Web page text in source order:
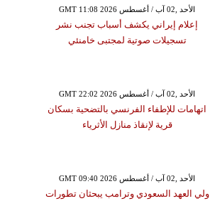
GMT 11:08 2026 الأحد ,02 آب / أغسطس
إعلام إيراني يكشف أسباب تجنب نشر
تسجيلات صوتية لمجتبى خامنئي
GMT 22:02 2026 الأحد ,02 آب / أغسطس
اتهامات للإطفاء الفرنسي بالتضحية بسكان
قرية لإنقاذ منازل الأثرياء
GMT 09:40 2026 الأحد ,02 آب / أغسطس
ولي العهد السعودي وترامب يبحثان تطورات